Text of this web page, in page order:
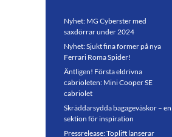
Nyhet: MG Cyberster med
saxdörrar under 2024
Nyhet: Sjukt fina former på nya
Ferrari Roma Spider!
Äntligen! Första eldrivna
cabrioleten: Mini Cooper SE
cabriolet
Skräddarsydda bagageväskor – en
sektion för inspiration
Pressrelease: Toplift lanserar